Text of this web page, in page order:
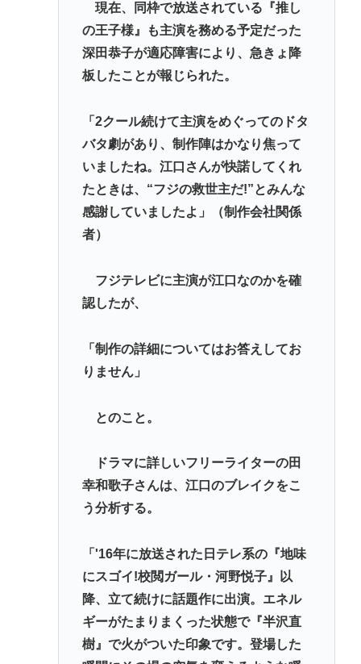
現在、同枠で放送されている『推し
の王子様』も主演を務める予定だった
深田恭子が適応障害により、急きょ降
板したことが報じられた。
「2クール続けて主演をめぐってのドタ
バタ劇があり、制作陣はかなり焦って
いましたね。江口さんが快諾してくれ
たときは、“フジの救世主だ!”とみんな
感謝していましたよ」（制作会社関係
者）
フジテレビに主演が江口なのかを確
認したが、
「制作の詳細についてはお答えしてお
りません」
とのこと。
ドラマに詳しいフリーライターの田
幸和歌子さんは、江口のブレイクをこ
う分析する。
「'16年に放送された日テレ系の『地味
にスゴイ!校閲ガール・河野悦子』以
降、立て続けに話題作に出演。エネル
ギーがたまりまくった状態で『半沢直
樹』で火がついた印象です。登場した